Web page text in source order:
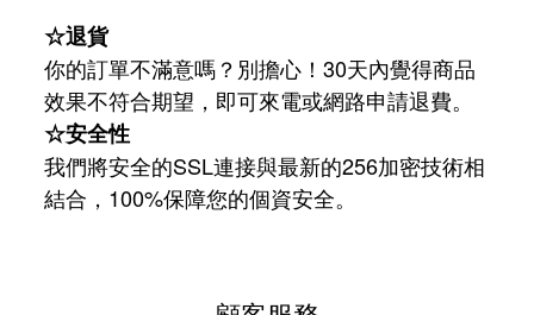
☆退貨
你的訂單不滿意嗎？別擔心！30天內覺得商品
效果不符合期望，即可來電或網路申請退費。
☆安全性
我們將安全的SSL連接與最新的256加密技術相
結合，100%保障您的個資安全。